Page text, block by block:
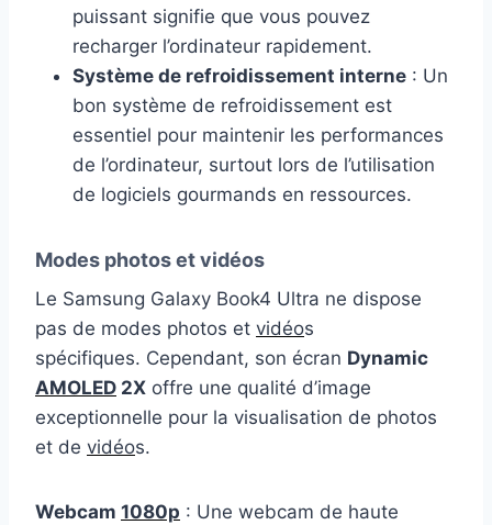
puissant signifie que vous pouvez
recharger l’ordinateur rapidement.
Système de refroidissement interne : Un
bon système de refroidissement est
essentiel pour maintenir les performances
de l’ordinateur, surtout lors de l’utilisation
de logiciels gourmands en ressources.
Modes photos et vidéos
Le Samsung Galaxy Book4 Ultra ne dispose
pas de modes photos et vidéos
spécifiques. Cependant, son écran Dynamic
AMOLED 2X offre une qualité d’image
exceptionnelle pour la visualisation de photos
et de vidéos.
Webcam 1080p : Une webcam de haute